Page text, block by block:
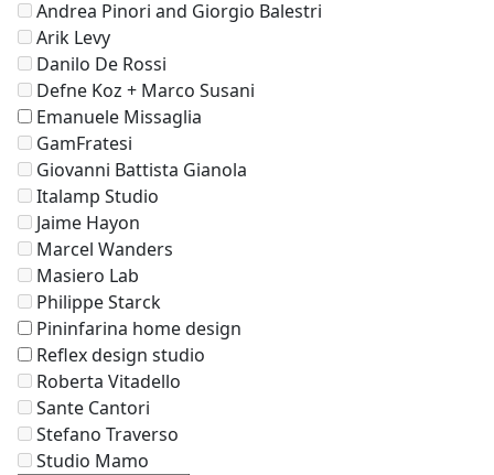
Andrea Pinori and Giorgio Balestri
Arik Levy
Danilo De Rossi
Defne Koz + Marco Susani
Emanuele Missaglia
GamFratesi
Giovanni Battista Gianola
Italamp Studio
Jaime Hayon
Marcel Wanders
Masiero Lab
Philippe Starck
Pininfarina home design
Reflex design studio
Roberta Vitadello
Sante Cantori
Stefano Traverso
Studio Mamo